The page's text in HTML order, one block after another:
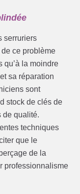
serruriers
ce problème
qu’à la moindre
sa réparation
sont
stock de clés de
de qualité.
techniques
que le
de la
professionnalisme